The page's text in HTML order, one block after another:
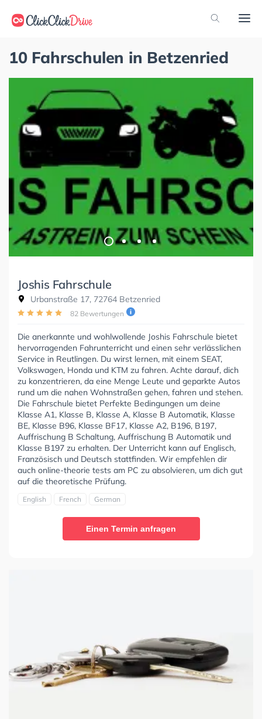
10 Fahrschulen in Betzenried
Joshis Fahrschule
Urbanstraße 17, 72764 Betzenried
82 Bewertungen
Die anerkannte und wohlwollende Joshis Fahrschule bietet
hervorragenden Fahrunterricht und einen sehr verlässlichen
Service in Reutlingen. Du wirst lernen, mit einem SEAT,
Volkswagen, Honda und KTM zu fahren. Achte darauf, dich
zu konzentrieren, da eine Menge Leute und geparkte Autos
rund um die nahen Wohnstraßen gehen, fahren und stehen.
Die Fahrschule bietet Perfekte Bedingungen um deine
Klasse A1, Klasse B, Klasse A, Klasse B Automatik, Klasse
BE, Klasse B96, Klasse BF17, Klasse A2, B196, B197,
Auffrischung B Schaltung, Auffrischung B Automatik und
Klasse B197 zu erhalten. Der Unterricht kann auf Englisch,
Französisch und Deutsch stattfinden. Wir empfehlen dir
auch online-theorie tests am PC zu absolvieren, um dich gut
auf die theoretische Prüfung.
English French German
Einen Termin anfragen